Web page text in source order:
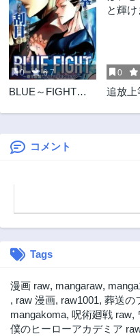
0 6.7
BLUE～FIGHT～
～
0
追放上
ますの
コメント
Tags
漫画 raw, mangaraw,
, raw 漫画, raw1001, 葬送の
mangakoma, 呪術廻戦 raw,
僕のヒーローアカデミア